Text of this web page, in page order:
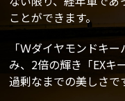
ことができます。
「Ｗダイヤモンドキ
み、2倍の輝き「EXキ
過剰なまでの美しさで